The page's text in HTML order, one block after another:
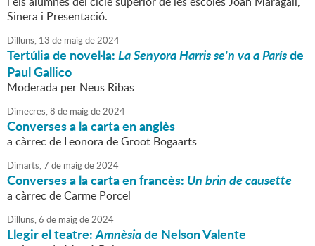
Sinera i Presentació.
Dilluns, 13 de maigde2024
Tertúlia de novel·la:La Senyora Harris se'n va a Parísde
Paul Gallico
Moderada per Neus Ribas
Dimecres,8 de maigde2024
Converses a la carta en anglès
a càrrec de Leonora de Groot Bogaarts
Dimarts,7 de maigde2024
Converses a la carta en francès: Un brin de causette
a càrrec de Carme Porcel
Dilluns,6 de maigde2024
Llegir el teatre:Amnèsiade Nelson Valente